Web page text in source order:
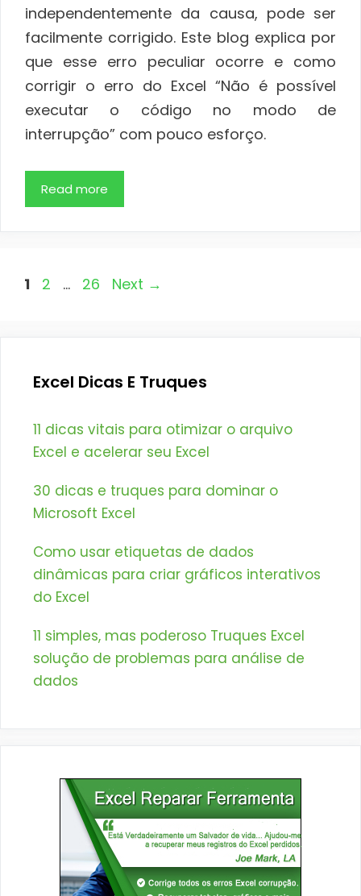
independentemente da causa, pode ser
facilmente corrigido. Este blog explica por
que esse erro peculiar ocorre e como
corrigir o erro do Excel “Não é possível
executar o código no modo de
interrupção” com pouco esforço.
Read more
Page
1 Page
2 … Page
26 Next →
Excel Dicas E Truques
11 dicas vitais para otimizar o arquivo
Excel e acelerar seu Excel
30 dicas e truques para dominar o
Microsoft Excel
Como usar etiquetas de dados
dinâmicas para criar gráficos interativos
do Excel
11 simples, mas poderoso Truques Excel
solução de problemas para análise de
dados